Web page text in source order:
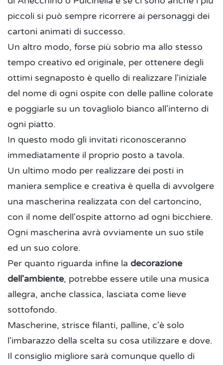
piccoli si può sempre ricorrere ai personaggi dei
cartoni animati di successo.
Un altro modo, forse più sobrio ma allo stesso
tempo creativo ed originale, per ottenere degli
ottimi segnaposto è quello di realizzare l'iniziale
del nome di ogni ospite con delle palline colorate
e poggiarle su un tovagliolo bianco all'interno di
ogni piatto.
In questo modo gli invitati riconosceranno
immediatamente il proprio posto a tavola.
Un ultimo modo per realizzare dei posti in
maniera semplice e creativa è quella di avvolgere
una mascherina realizzata con del cartoncino,
con il nome dell'ospite attorno ad ogni bicchiere.
Ogni mascherina avrà ovviamente un suo stile
ed un suo colore.
Per quanto riguarda infine la decorazione
dell'ambiente, potrebbe essere utile una musica
allegra, anche classica, lasciata come lieve
sottofondo.
Mascherine, strisce filanti, palline, c'è solo
l'imbarazzo della scelta su cosa utilizzare e dove.
Il consiglio migliore sarà comunque quello di